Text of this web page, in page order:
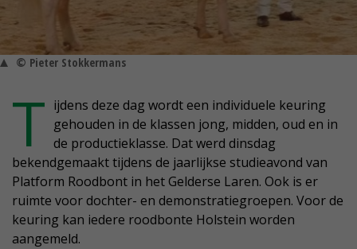
© Pieter Stokkermans
T ijdens deze dag wordt een individuele keuring
gehouden in de klassen jong, midden, oud en in
de productieklasse. Dat werd dinsdag
bekendgemaakt tijdens de jaarlijkse studieavond van
Platform Roodbont in het Gelderse Laren. Ook is er
ruimte voor dochter- en demonstratiegroepen. Voor de
keuring kan iedere roodbonte Holstein worden
aangemeld.